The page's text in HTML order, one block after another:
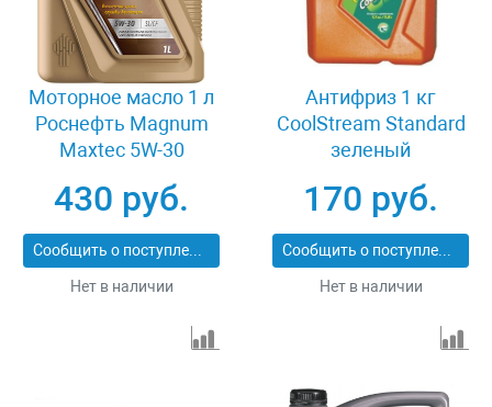
Моторное масло 1 л
Роснефть Magnum
Maxtec 5W-30
430 руб.
Сообщить о поступлении
Нет в наличии
Антифриз 1 кг
CoolStream Standard
зеленый
170 руб.
Сообщить о поступлении
Нет в наличии